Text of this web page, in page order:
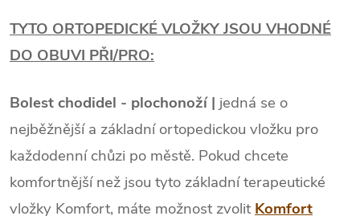
TYTO ORTOPEDICKÉ VLOŽKY JSOU VHODNÉ
DO OBUVI PŘI/PRO:
Bolest chodidel - plochonoží | jedná se o
nejběžnější a základní ortopedickou vložku pro
každodenní chůzi po městě. Pokud chcete
komfortnější než jsou tyto základní terapeutické
vložky Komfort, máte možnost zvolitKomfort